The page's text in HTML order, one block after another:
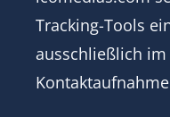
Tracking-Tools
ausschließlich